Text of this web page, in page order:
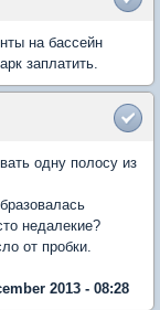
на бассейн
заплатить.
одну полосу из
недалекие?
от пробки.
2013 - 08:28